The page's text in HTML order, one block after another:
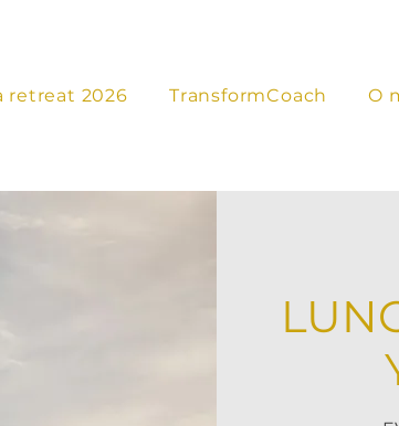
retreat 2026 TransformCoach O